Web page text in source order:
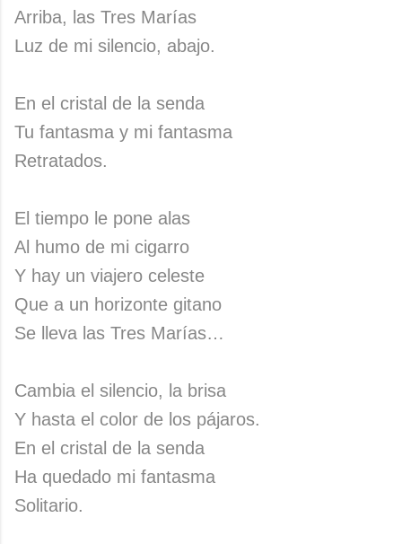
Arriba, las Tres Marías
Luz de mi silencio, abajo.
En el cristal de la senda
Tu fantasma y mi fantasma
Retratados.
El tiempo le pone alas
Al humo de mi cigarro
Y hay un viajero celeste
Que a un horizonte gitano
Se lleva las Tres Marías…
Cambia el silencio, la brisa
Y hasta el color de los pájaros.
En el cristal de la senda
Ha quedado mi fantasma
Solitario.